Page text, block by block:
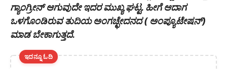
ಗ್ಯಾಂಗ್ರೀನ್ ಆಗುವುದೇ ಇದರ ಮುಖ್ಯ ಘಟ್ಟ. ಹೀಗೆ ಆದಾಗ
ಒಳಗೊಂಡಿರುವ ತುದಿಯ ಅಂಗಚ್ಛೇದನದ ( ಅಂಪ್ಯೂಟೇಷನ್)
ಮಾಡ ಬೇಕಾಗುತ್ತದೆ.
ಇದನ್ನೂ ಓದಿ